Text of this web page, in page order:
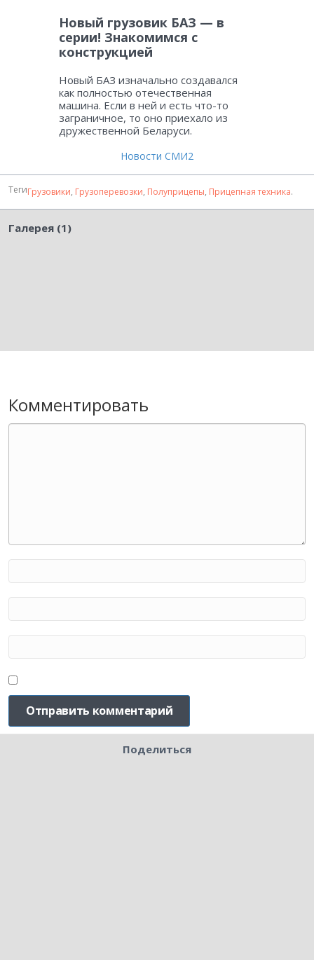
Новый грузовик БАЗ — в
серии! Знакомимся с
конструкцией
Новый БАЗ изначально создавался
как полностью отечественная
машина. Если в ней и есть что-то
заграничное, то оно приехало из
дружественной Беларуси.
Новости СМИ2
ТегиГрузовики, Грузоперевозки, Полуприцепы, Прицепная техника.
Галерея (1)
Комментировать
Поделиться